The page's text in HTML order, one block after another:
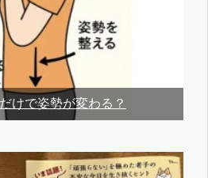
けで姿勢が変わる？